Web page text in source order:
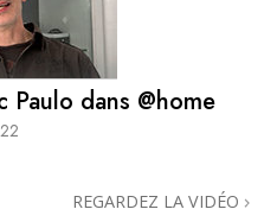
Paulo dans @home
REGARDEZ LA VIDÉO